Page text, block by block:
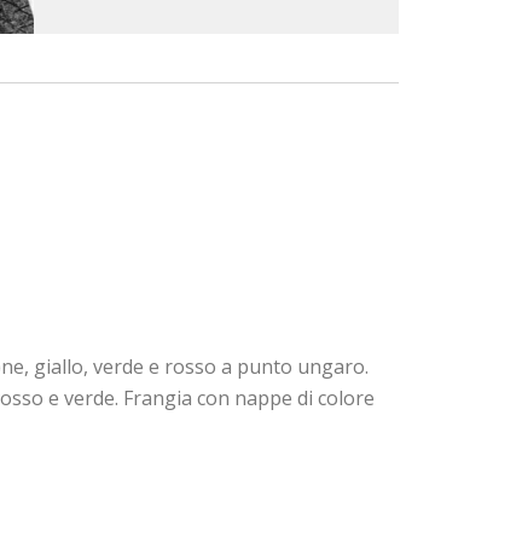
giallo, verde e rosso a punto ungaro.
e verde. Frangia con nappe di colore